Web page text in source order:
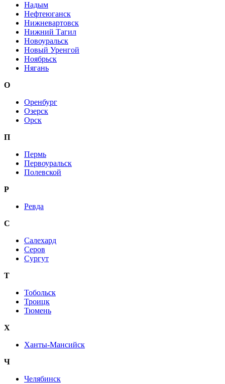
Надым
Нефтеюганск
Нижневартовск
Нижний Тагил
Новоуральск
Новый Уренгой
Ноябрьск
Нягань
О
Оренбург
Озерск
Орск
П
Пермь
Первоуральск
Полевской
Р
Ревда
С
Салехард
Серов
Сургут
Т
Тобольск
Троицк
Тюмень
Х
Ханты-Мансийск
Ч
Челябинск